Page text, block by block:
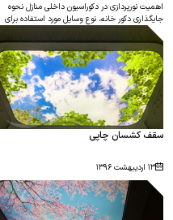
اهمیت نورپردازی در دکوراسیون داخلی منازل نحوه
جایگذاری دکور خانه، نوع وسایل مورد استفاده برای
دکوراسیون داخلی، اندازه اتاق، وجود و یا عدم وجود
نور طبیعی و انتخاب مبلمان از جمله مهمترین نکات
دکوراسیون داخلی هستند. نورپردازی در خانه تاثیر به
سزایی در حس و حال اعضای خانه و زیبایی
دکوراسیون داخلی دارد. علاوه بر آن، با نورپردازی
مناسب می توان اتاق ها را بزرگ تر و کوچک تر نشان
داد. اما تنها زمانی هماهنگی این نکته های طراحی
دکوراسیون در کنار هم به زیبایی نشان داده می شود که
نور محیط به بهتر دیده شدن این هماهنگی کمک
کند.
سقف کشسان چاپی
۱۳ اردیبهشت ۱۳۹۶